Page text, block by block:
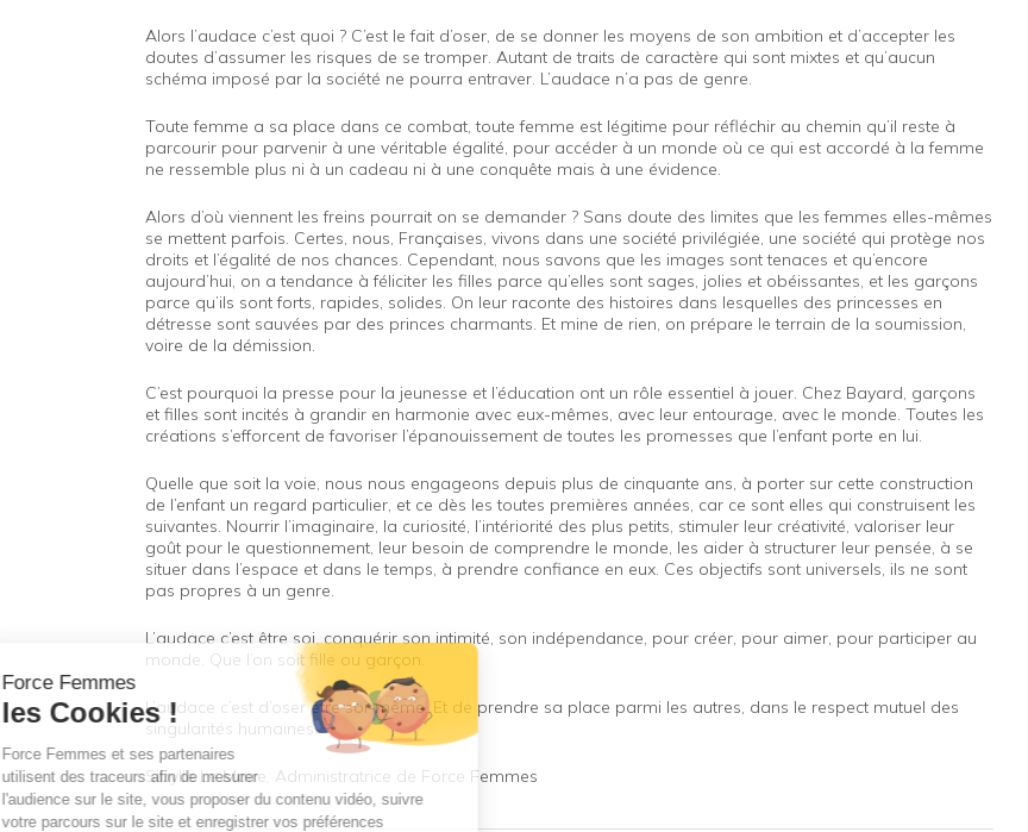
Alors l’audace c’est quoi ? C’est le fait d’oser, de se donner les moyens de son ambition et d’accepter les
doutes d’assumer les risques de se tromper. Autant de traits de caractère qui sont mixtes et qu’aucun
schéma imposé par la société ne pourra entraver. L’audace n’a pas de genre.
Toute femme a sa place dans ce combat, toute femme est légitime pour réfléchir au chemin qu’il reste à
parcourir pour parvenir à une véritable égalité, pour accéder à un monde où ce qui est accordé à la femme
ne ressemble plus ni à un cadeau ni à une conquête mais à une évidence.
Alors d’où viennent les freins pourrait on se demander ? Sans doute des limites que les femmes elles-mêmes
se mettent parfois. Certes, nous, Françaises, vivons dans une société privilégiée, une société qui protège nos
droits et l’égalité de nos chances. Cependant, nous savons que les images sont tenaces et qu’encore
aujourd’hui, on a tendance à féliciter les filles parce qu’elles sont sages, jolies et obéissantes, et les garçons
parce qu’ils sont forts, rapides, solides. On leur raconte des histoires dans lesquelles des princesses en
détresse sont sauvées par des princes charmants. Et mine de rien, on prépare le terrain de la soumission,
voire de la démission.
C’est pourquoi la presse pour la jeunesse et l’éducation ont un rôle essentiel à jouer. Chez Bayard, garçons
et filles sont incités à grandir en harmonie avec eux-mêmes, avec leur entourage, avec le monde. Toutes les
créations s’efforcent de favoriser l’épanouissement de toutes les promesses que l’enfant porte en lui.
Quelle que soit la voie, nous nous engageons depuis plus de cinquante ans, à porter sur cette construction
de l’enfant un regard particulier, et ce dès les toutes premières années, car ce sont elles qui construisent les
suivantes. Nourrir l’imaginaire, la curiosité, l’intériorité des plus petits, stimuler leur créativité, valoriser leur
goût pour le questionnement, leur besoin de comprendre le monde, les aider à structurer leur pensée, à se
situer dans l’espace et dans le temps, à prendre confiance en eux. Ces objectifs sont universels, ils ne sont
pas propres à un genre.
L’audace c’est être soi, conquérir son intimité, son indépendance, pour créer, pour aimer, pour participer au
monde. Que l’on soit fille ou garçon.
L’audace c’est d’oser être soi-même. Et de prendre sa place parmi les autres, dans le respect mutuel des
singularités humaines.
Sibylle Le Maire, Administratrice de Force Femmes